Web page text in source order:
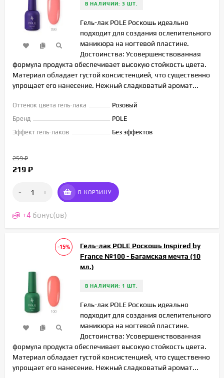
В НАЛИЧИИ: 3 ШТ.
Гель-лак POLE Роскошь идеально
подходит для создания ослепительного
маникюра на ногтевой пластине.
Достоинства: Усовершенствованная
формула продукта обеспечивает высокую стойкость цвета.
Материал обладает густой консистенцией, что существенно
упрощает его нанесение. Нежный сладковатый аромат...
Оттенок цвета гель-лака
Розовый
Бренд
POLE
Эффект гель-лаков
Без эффектов
259₽
219 ₽
- + В КОРЗИНУ
+4 бонус(ов)
-15%
Гель-лак POLE Роскошь Inspired by
France №100 - Багамская мечта (10
мл.)
В НАЛИЧИИ: 1 ШТ.
Гель-лак POLE Роскошь идеально
подходит для создания ослепительного
маникюра на ногтевой пластине.
Достоинства: Усовершенствованная
формула продукта обеспечивает высокую стойкость цвета.
Материал обладает густой консистенцией, что существенно
упрощает его нанесение. Нежный сладковатый аромат...